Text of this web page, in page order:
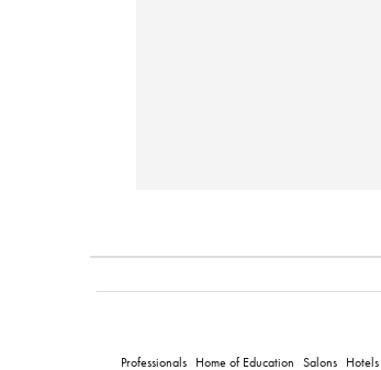
Professionals Home of Education Salons Hotels